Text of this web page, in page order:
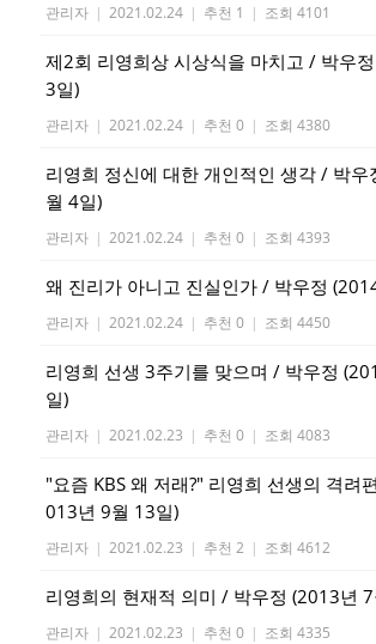
관리자 | 2021.02.24 | 추천 1 | 조회 4101
제2회 리영희상 시상식을 마치고 / 박우
3일)
관리자 | 2021.02.24 | 추천 0 | 조회 4380
리영희 정신에 대한 개인적인 생각 / 박
월 4일)
관리자 | 2021.02.24 | 추천 0 | 조회 4393
왜 진리가 아니고 진실인가 / 박우정
관리자 | 2021.02.24 | 추천 0 | 조회 4450
리영희 선생 3주기를 맞으며 / 박우정
일)
관리자 | 2021.02.23 | 추천 0 | 조회 4083
"요즘 KBS 왜 저래?" 리영희 선생의 격려
013년 9월 13일)
관리자 | 2021.02.23 | 추천 2 | 조회 4612
리영희의 현재적 의미 / 박우정 (2013년
관리자 | 2021.02.23 | 추천 0 | 조회 4335